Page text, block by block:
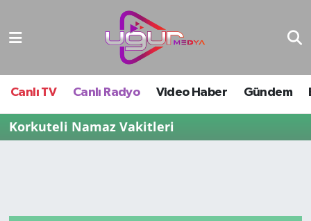
Canlı TV Canlı Radyo Video Haber Gündem
Korkuteli Namaz Vakitleri
Nöbetçi Eczaneler
Hava Durumu
Namaz Vakitleri